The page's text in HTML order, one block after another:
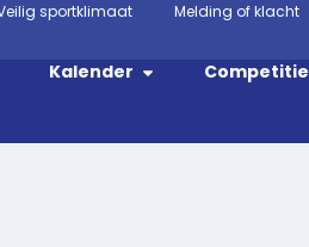
sportklimaat Melding of klacht
Kalender